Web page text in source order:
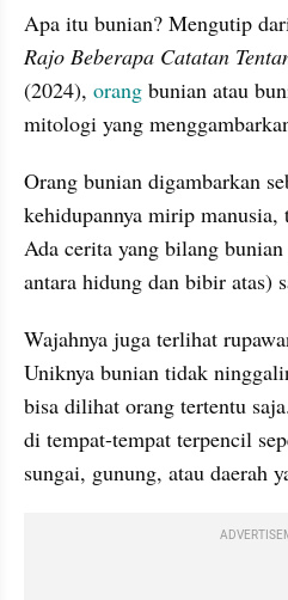
Apa itu bunian? Mengutip
Rajo Beberapa Catatan
(2024), orang bunian atau
mitologi yang
Orang bunian digambarkan
kehidupannya mirip manusia,
Ada cerita yang bilang
antara hidung dan bibir atas)
Wajahnya juga terlihat
Uniknya bunian tidak
bisa dilihat orang tertentu
di tempat-tempat terpencil
sungai, gunung, atau daerah